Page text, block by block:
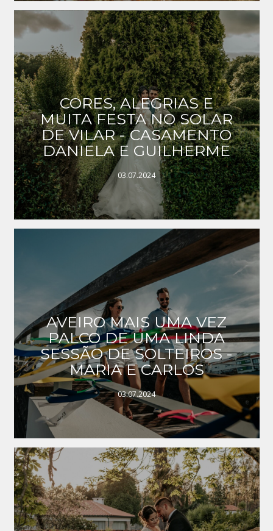
CORES, ALEGRIAS E
MUITA FESTA NO SOLAR
DE VILAR - CASAMENTO
DANIELA E GUILHERME
03.07.2024
AVEIRO MAIS UMA VEZ
PALCO DE UMA LINDA
SESSÃO DE SOLTEIROS -
MARIA E CARLOS
03.07.2024